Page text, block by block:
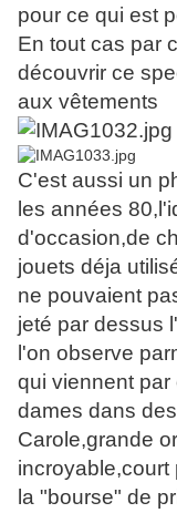
pour ce qui est
En tout cas par
découvrir ce
aux vêtements
C'est aussi un
les années
d'occasion,de
jouets déja
ne pouvaient
jeté par dessus
l'on observe
qui viennent
dames dans
Carole,grande
incroyable,court
la "bourse" de